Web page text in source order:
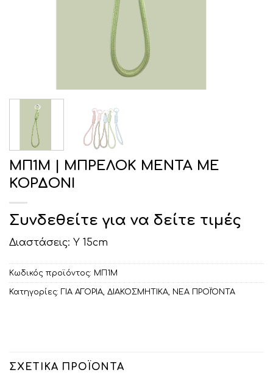
ΜΠ1Μ | ΜΠΡΕΛΟΚ ΜΕΝΤΑ ΜΕ
ΚΟΡΔΟΝΙ
Συνδεθείτε για να δείτε τιμές
Διαστάσεις: Υ 15cm
Κωδικός προϊόντος: ΜΠ1Μ
Κατηγορίες: ΓΙΑ ΑΓΟΡΙΑ ΔΙΑΚΟΣΜΗΤΙΚA ΝΕΑ ΠΡΟΪΌΝΤΑ
ΣΧΕΤΙΚΆ ΠΡΟΪΌΝΤΑ